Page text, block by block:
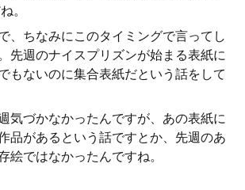
。
、ちなみにこのタイミングで言ってし
先週のナイスプリズンが始まる表紙に
もないのに集合表紙だという話をして
気づかなかったんですが、あの表紙に
品があるという話ですとか、先週のあ
絵ではなかったんですね。